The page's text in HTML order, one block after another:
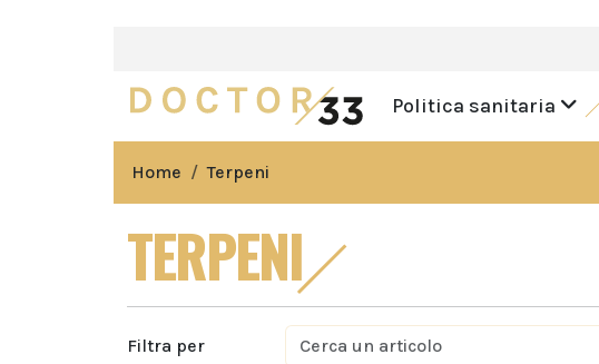
Politica sanitaria
Home Terpeni
TERPENI
Filtra per